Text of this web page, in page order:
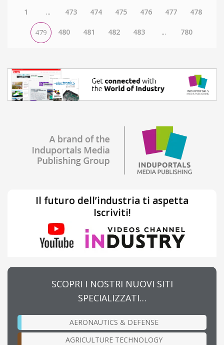
1 ... 473 474 475 476 477 478
479 480 481 482 483 ... 780
Il futuro dell’industria ti aspetta
Iscriviti!
SCOPRI I NOSTRI NUOVI SITI
SPECIALIZZATI…
AERONAUTICS & DEFENSE
AGRICULTURE TECHNOLOGY